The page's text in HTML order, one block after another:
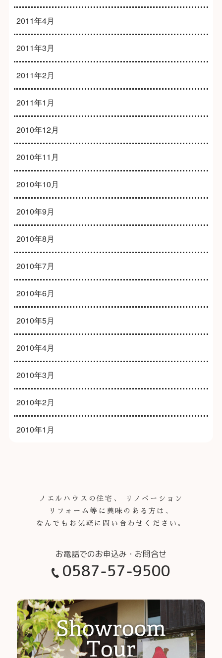
2011年4月
2011年3月
2011年2月
2011年1月
2010年12月
2010年11月
2010年10月
2010年9月
2010年8月
2010年7月
2010年6月
2010年5月
2010年4月
2010年3月
2010年2月
2010年1月
ノエルハウスの住宅、 リノベーション
リフォーム等に興味のある方は、
なんでもお気軽に問い合わせください。
0587-57-9500